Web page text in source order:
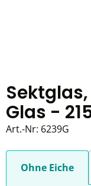
Glas -
Art.-Nr: 6239G
Ohne Eiche